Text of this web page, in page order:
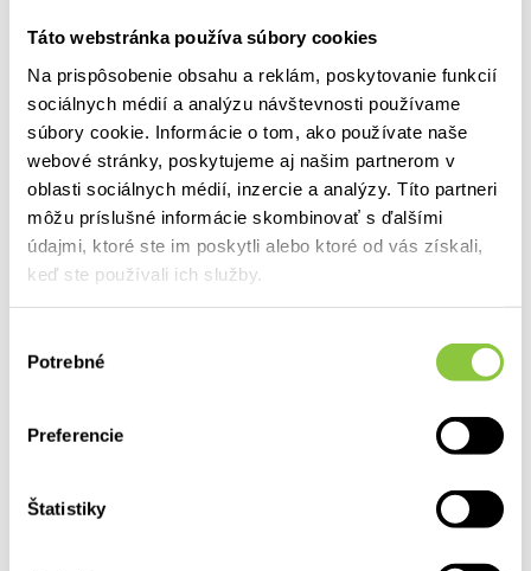
Táto webstránka používa súbory cookies
Na prispôsobenie obsahu a reklám, poskytovanie funkcií
sociálnych médií a analýzu návštevnosti používame
súbory cookie. Informácie o tom, ako používate naše
webové stránky, poskytujeme aj našim partnerom v
oblasti sociálnych médií, inzercie a analýzy. Títo partneri
môžu príslušné informácie skombinovať s ďalšími
údajmi, ktoré ste im poskytli alebo ktoré od vás získali,
keď ste používali ich služby.
súhlasu
Potrebné
Preferencie
Štatistiky
31.12.13
Za prvých deväť mesiacov roka 2013 spotrebovali Slováci
takmer 82 miliónov balení liekov viazaných na lekársky
predpis v
Viac informácií
lieky?
Zákon ukladá distribútorom povinnosť oznámiť Štátnemu
vopred